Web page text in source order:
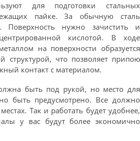
для подготовки стальных
пайке. За обычную сталь
Поверхность нужно зачистить и
кислотой. В ходе
на поверхности образуется
структурой, что позволяет припою
контакт с материалом.
быть под рукой, но место для
быть предусмотрено. Все должно
Так и работать будет удобнее,
у вас будут более экономично